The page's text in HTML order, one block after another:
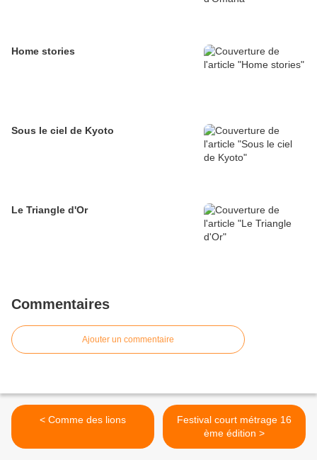
Home stories
Sous le ciel de Kyoto
Le Triangle d'Or
Commentaires
Ajouter un commentaire
< Comme des lions
Festival court métrage 16
ème édition >